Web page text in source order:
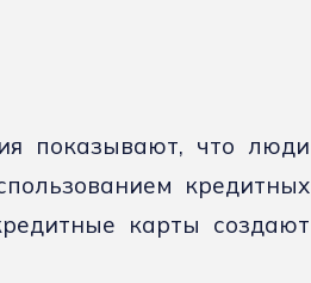
показывают, что люди
кредитных
карты создают